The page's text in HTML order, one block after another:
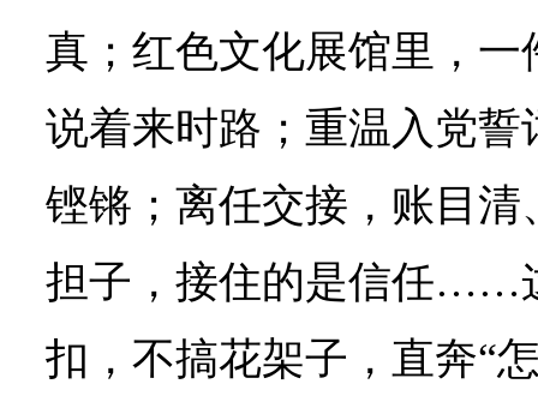
真；红色文化展馆里，
说着来时路；重温入党
铿锵；离任交接，账目
担子，接住的是信任……
扣，不搞花架子，直奔“